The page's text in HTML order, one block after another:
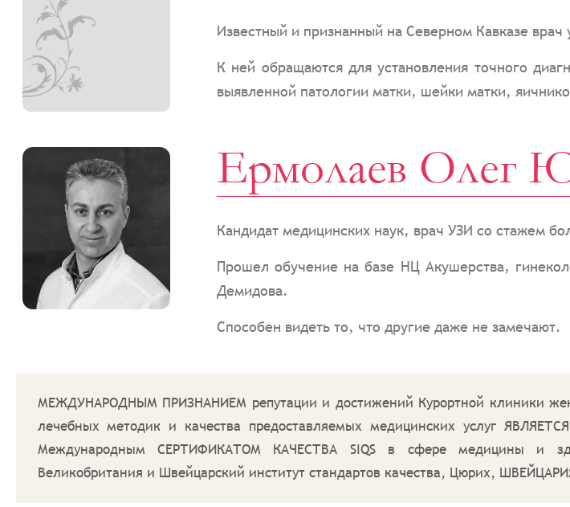
Известный и признанный на Северном Кавказе врач
К ней обращаются для установления точного
выявленной патологии матки, шейки матки,
Ермолаев Олег
Кандидат медицинских наук, врач УЗИ со стажем
Прошел обучение на базе НЦ Акушерства,
Демидова.
Способен видеть то, что другие даже не замечают.
МЕЖДУНАРОДНЫМ ПРИЗНАНИЕМ репутации и достижений Курортной клиники
лечебных методик и качества предоставляемых медицинских услуг
Международным СЕРТИФИКАТОМ КАЧЕСТВА SIQS в сфере медицины и
Великобритания и Швейцарский институт стандартов качества, Цюрих,